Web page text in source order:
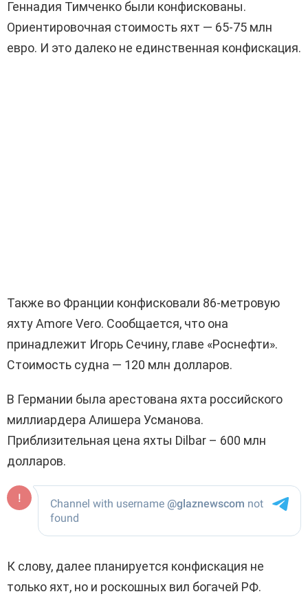
Геннадия Тимченко были конфискованы.
Ориентировочная стоимость яхт — 65-75 млн
евро. И это далеко не единственная конфискация.
Также во Франции конфисковали 86-метровую
яхтуAmore Vero. Сообщается, что она
принадлежит Игорь Сечину, главе «Роснефти».
Стоимость судна — 120 млн долларов.
В Германии была арестована яхта российского
миллиардера Алишера Усманова.
Приблизительная цена яхты Dilbar – 600 млн
долларов.
К слову, далее планируется конфискация не
только яхт, но и роскошных вил богачей РФ.